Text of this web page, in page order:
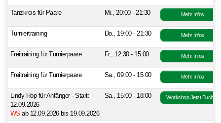
Tanzkreis für Paare Mi., 20:00 - 21:30 Mehr Infos
Turniertraining Do., 19:00 - 21:30 Mehr Infos
Freitraining für Turnierpaare Fr., 12:30 - 15:00 Mehr Infos
Freitraining für Turnierpaare Sa., 09:00 - 15:00 Mehr Infos
Lindy Hop für Anfänger - Start:
12.09.2026
WS ab 12.09.2026 bis 19.09.2026
Sa., 15:00 - 18:00 Workshop Jetzt Buchen